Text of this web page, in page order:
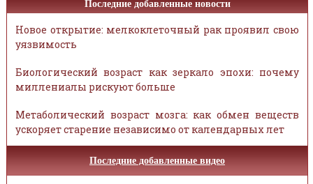
Последние добавленные новости
Новое открытие: мелкоклеточный рак проявил свою
уязвимость
Биологический возраст как зеркало эпохи: почему
миллениалы рискуют больше
Метаболический возраст мозга: как обмен веществ
ускоряет старение независимо от календарных лет
Последние добавленные видео